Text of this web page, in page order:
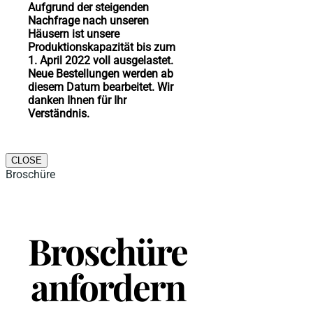
Aufgrund der steigenden
Nachfrage nach unseren
Häusern ist unsere
Produktionskapazität bis zum
1. April 2022 voll ausgelastet.
Neue Bestellungen werden ab
diesem Datum bearbeitet. Wir
danken Ihnen für Ihr
Verständnis.
CLOSE
Broschüre
Broschüre
anfordern